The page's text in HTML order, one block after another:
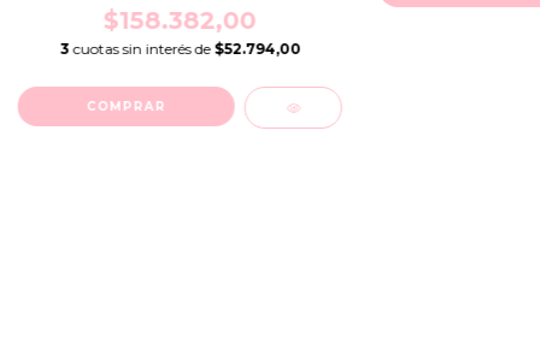
$158.382,00
3 cuotas sin interés de $52.794,00